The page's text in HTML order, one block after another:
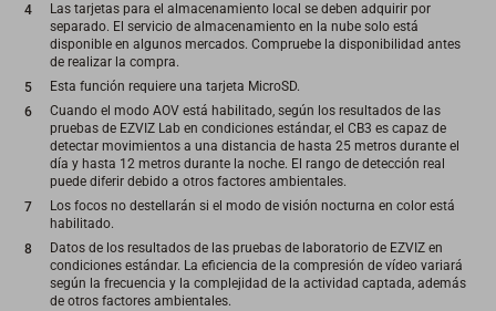
Las tarjetas para el almacenamiento local se deben adquirir por
separado. El servicio de almacenamiento en la nube solo está
disponible en algunos mercados. Compruebe la disponibilidad antes
de realizar la compra.
Esta función requiere una tarjeta MicroSD.
Cuando el modo AOV está habilitado, según los resultados de las
pruebas de EZVIZ Lab en condiciones estándar, el CB3 es capaz de
detectar movimientos a una distancia de hasta 25 metros durante el
día y hasta 12 metros durante la noche. El rango de detección real
puede diferir debido a otros factores ambientales.
Los focos no destellarán si el modo de visión nocturna en color está
habilitado.
Datos de los resultados de las pruebas de laboratorio de EZVIZ en
condiciones estándar. La eficiencia de la compresión de vídeo variará
según la frecuencia y la complejidad de la actividad captada, además
de otros factores ambientales.